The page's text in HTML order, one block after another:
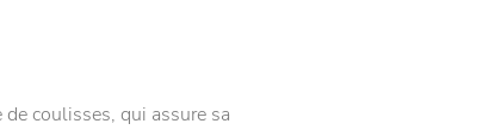
coulisses, qui assure sa